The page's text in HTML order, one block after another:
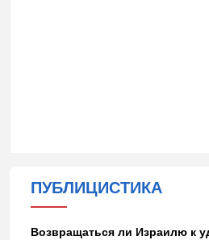
ПУБЛИЦИСТИКА
Возвращаться ли Израилю к